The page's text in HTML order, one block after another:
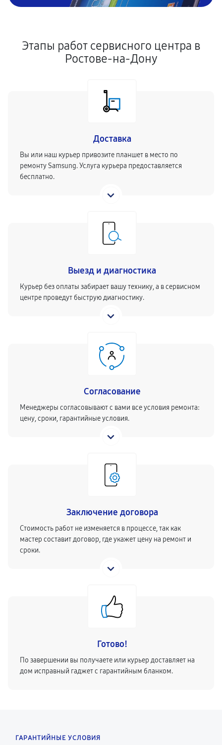
Этапы работ сервисного центра в
Ростове-на-Дону
Доставка
Вы или наш курьер привозите планшет в место по
ремонту Samsung. Услуга курьера предоставляется
бесплатно.
Выезд и диагностика
Курьер без оплаты забирает вашу технику, а в сервисном
центре проведут быструю диагностику.
Согласование
Менеджеры согласовывают с вами все условия ремонта:
цену, сроки, гарантийные условия.
Заключение договора
Стоимость работ не изменяется в процессе, так как
мастер составит договор, где укажет цену на ремонт и
сроки.
Готово!
По завершении вы получаете или курьер доставляет на
дом исправный гаджет с гарантийным бланком.
ГАРАНТИЙНЫЕ УСЛОВИЯ